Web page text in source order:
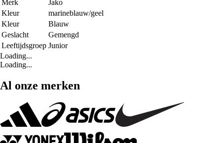
Merk
Jako
Kleur
marineblauw/geel
Kleur
Blauw
Geslacht
Gemengd
Leeftijdsgroep Junior
Loading...
Loading...
Al onze merken